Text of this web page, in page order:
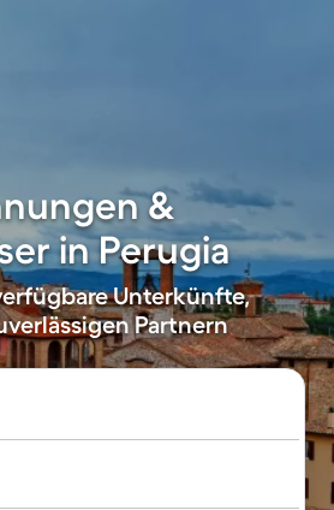
&
in Perugia
Unterkünfte,
Partnern